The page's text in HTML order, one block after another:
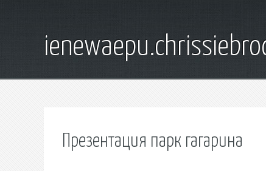
Презентация парк гагарина